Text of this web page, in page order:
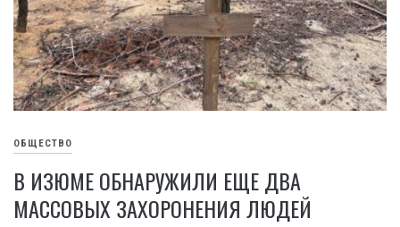
ОБЩЕСТВО
В ИЗЮМЕ ОБНАРУЖИЛИ ЕЩЕ ДВА
МАССОВЫХ ЗАХОРОНЕНИЯ ЛЮДЕЙ